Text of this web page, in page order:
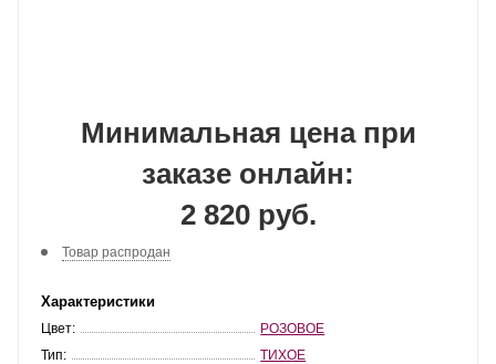
Минимальная цена при
заказе онлайн:
2 820 руб.
Товар распродан
Характеристики
Цвет:
РОЗОВОЕ
Тип:
ТИХОЕ